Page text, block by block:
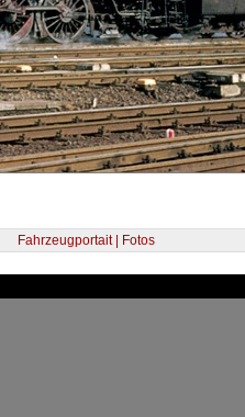
Fahrzeugportait | Fotos